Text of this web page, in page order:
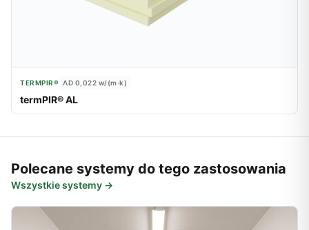
TERMPIR® ΛD 0,022 w/(m·k)
termPIR® AL
Polecane systemy do tego zastosowania
Wszystkie systemy →